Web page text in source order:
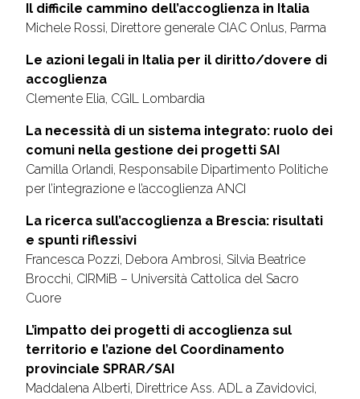
Il difficile cammino dell’accoglienza in Italia
Michele Rossi, Direttore generale CIAC Onlus, Parma
Le azioni legali in Italia per il diritto/dovere di
accoglienza
Clemente Elia, CGIL Lombardia
La necessità di un sistema integrato: ruolo dei
comuni nella gestione dei progetti SAI
Camilla Orlandi, Responsabile Dipartimento Politiche
per l’integrazione e l’accoglienza ANCI
La ricerca sull’accoglienza a Brescia: risultati
e spunti riflessivi
Francesca Pozzi, Debora Ambrosi, Silvia Beatrice
Brocchi, CIRMiB – Università Cattolica del Sacro
Cuore
L’impatto dei progetti di accoglienza sul
territorio e l’azione del Coordinamento
provinciale SPRAR/SAI
Maddalena Alberti, Direttrice Ass. ADL a Zavidovici,